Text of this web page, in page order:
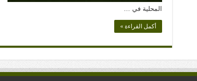
المحلية في …
أكمل القراءة »